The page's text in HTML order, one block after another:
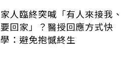
家人臨終突喊「有人來接我、
要回家」？醫授回應方式快
學：避免抱憾終生